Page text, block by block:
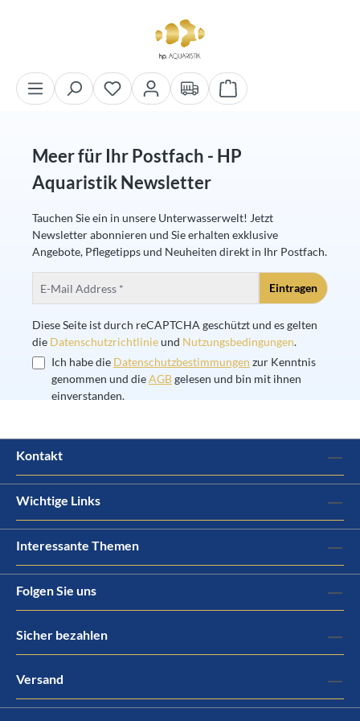
Warenkorb enthält 0
Meer für Ihr Postfach - HP
Aquaristik Newsletter
Tauchen Sie ein in unsere Unterwasserwelt! Jetzt
Newsletter abonnieren und Sie erhalten exklusive
Angebote, Pflegetipps und Neuheiten direkt in Ihr Postfach.
Eintragen
Diese Seite ist durch reCAPTCHA geschützt und es gelten
die Datenschutzrichtlinieund Nutzungsbedingungen.
Ich habe die Datenschutzbestimmungen zur Kenntnis
genommen und dieAGBgelesen und bin mit ihnen
einverstanden.
Kontakt
Wichtige Links
Interessante Themen
Folgen Sie uns
Sicher bezahlen
Versand